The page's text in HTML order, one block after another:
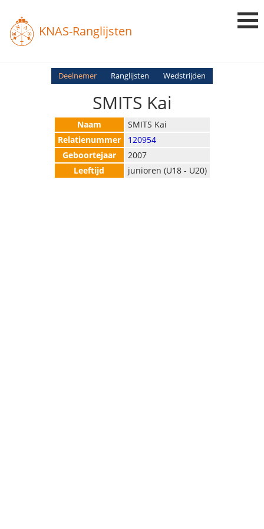
KNAS-Ranglijsten
Login
Deelnemer Ranglijsten Wedstrijden
SMITS Kai
Naam
SMITS Kai
Relatienummer
120954
Geboortejaar
2007
Leeftijd
junioren (U18 - U20)